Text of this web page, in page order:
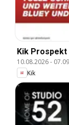
Kik Prospekt
10.08.2026-
Kik